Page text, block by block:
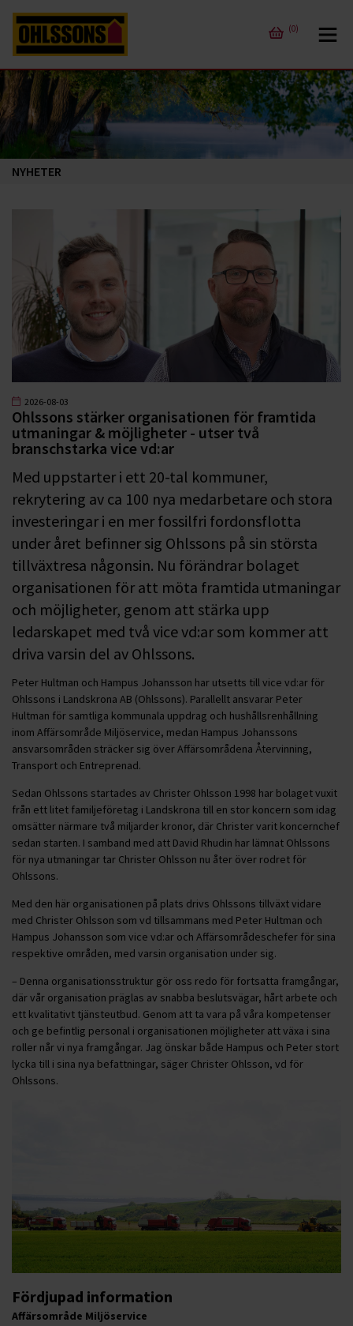
(0)
NYHETER
2026-08-03
Ohlssons stärker organisationen för framtida
utmaningar & möjligheter - utser två
branschstarka vice vd:ar
Med uppstarter i ett 20-tal kommuner,
rekrytering av ca 100 nya medarbetare och stora
investeringar i en mer fossilfri fordonsflotta
under året befinner sig Ohlssons på sin största
tillväxtresa någonsin. Nu förändrar bolaget
organisationen för att möta framtida utmaningar
och möjligheter, genom att stärka upp
ledarskapet med två vice vd:ar som kommer att
driva varsin del av Ohlssons.
Peter Hultman och Hampus Johansson har utsetts till vice vd:ar för
Ohlssons i Landskrona AB (Ohlssons). Parallellt ansvarar Peter
Hultman för samtliga kommunala uppdrag och hushållsrenhållning
inom Affärsområde Miljöservice, medan Hampus Johanssons
ansvarsområden sträcker sig över Affärsområdena Återvinning,
Transport och Entreprenad.
Sedan Ohlssons startades av Christer Ohlsson 1998 har bolaget vuxit
från ett litet familjeföretag i Landskrona till en stor koncern som idag
omsätter närmare två miljarder kronor, där Christer varit koncernchef
sedan starten. I samband med att David Rhudin har lämnat Ohlssons
för nya utmaningar tar Christer Ohlsson nu åter över rodret för
Ohlssons.
Med den här organisationen på plats drivs Ohlssons tillväxt vidare
med Christer Ohlsson som vd tillsammans med Peter Hultman och
Hampus Johansson som vice vd:ar och Affärsområdeschefer för sina
respektive områden, med varsin organisation under sig.
– Denna organisationsstruktur gör oss redo för fortsatta framgångar,
där vår organisation präglas av snabba beslutsvägar, hårt arbete och
ett kvalitativt tjänsteutbud. Genom att ta vara på våra kompetenser
och ge befintlig personal i organisationen möjligheter att växa i sina
roller når vi nya framgångar. Jag önskar både Hampus och Peter stort
lycka till i sina nya befattningar, säger Christer Ohlsson, vd för
Ohlssons.
Fördjupad information
Affärsområde Miljöservice